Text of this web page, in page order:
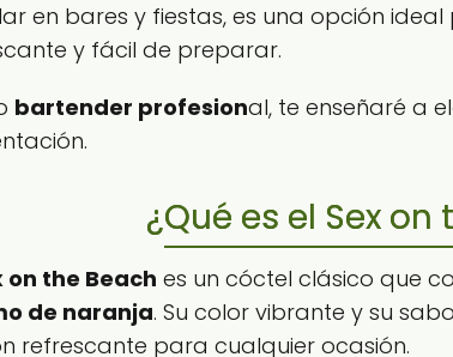
en bares y fiestas, es una opción
y fácil de preparar.
bartender profesional, te enseñaré a
¿Qué es el Sex on
on the Beach es un cóctel clásico que
de naranja. Su color vibrante y su
refrescante para cualquier ocasión.